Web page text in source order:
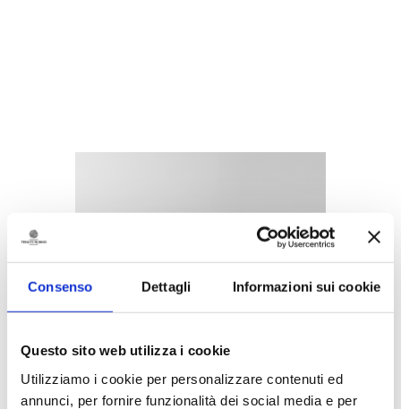
Consenso Dettagli Informazioni sui cookie
Questo sito web utilizza i cookie
Utilizziamo i cookie per personalizzare contenuti ed
annunci, per fornire funzionalità dei social media e per